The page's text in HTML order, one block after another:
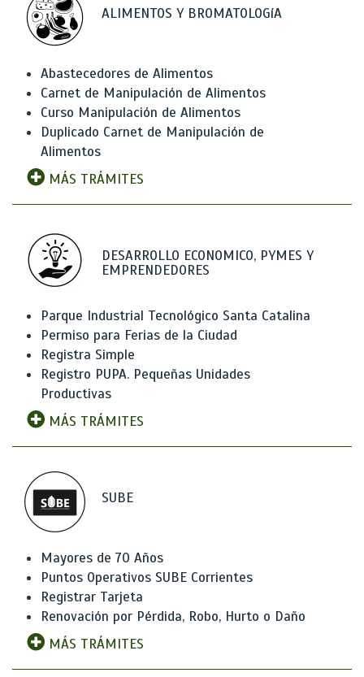
ALIMENTOS Y BROMATOLOGíA
Abastecedores de Alimentos
Carnet de Manipulación de Alimentos
Curso Manipulación de Alimentos
Duplicado Carnet de Manipulación de
Alimentos
MÁS TRÁMITES
DESARROLLO ECONOMICO, PYMES Y
EMPRENDEDORES
Parque Industrial Tecnológico Santa Catalina
Permiso para Ferias de la Ciudad
Registra Simple
Registro PUPA. Pequeñas Unidades
Productivas
MÁS TRÁMITES
SUBE
Mayores de 70 Años
Puntos Operativos SUBE Corrientes
Registrar Tarjeta
Renovación por Pérdida, Robo, Hurto o Daño
MÁS TRÁMITES